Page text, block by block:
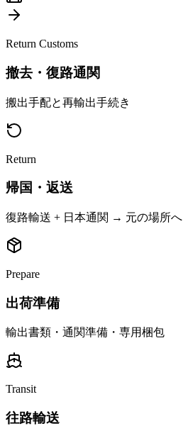
Return Customs
撤去・復路通関
搬出手配と再輸出手続き
Return
帰国・返送
復路輸送 + 日本通関 → 元の場所へ
Prepare
出荷準備
輸出書類・通関準備・専用梱包
Transit
往路輸送